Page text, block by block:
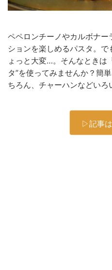
ペペロンチーノやカルボナ
ションを楽しめるパスタ。
ょっと大変…。そんなときは
タ”を使ってみませんか？簡
ちろん、チャーハンなどいろ
▷記事